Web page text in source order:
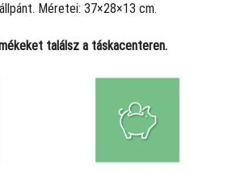
Méretei: 37×28×13 cm.
találsz a táskacenteren.